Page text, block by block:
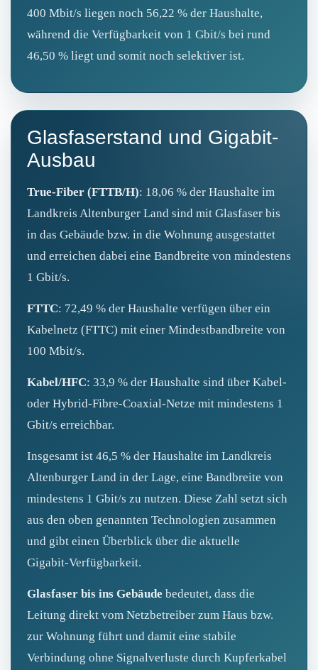
400 Mbit/s liegen noch 56,22 % der Haushalte,
während die Verfügbarkeit von 1 Gbit/s bei rund
46,50 % liegt und somit noch selektiver ist.
Glasfaserstand und Gigabit-
Ausbau
True‑Fiber (FTTB/H): 18,06 % der Haushalte im
Landkreis Altenburger Land sind mit Glasfaser bis
in das Gebäude bzw. in die Wohnung ausgestattet
und erreichen dabei eine Bandbreite von mindestens
1 Gbit/s.
FTTC: 72,49 % der Haushalte verfügen über ein
Kabelnetz (FTTC) mit einer Mindestbandbreite von
100 Mbit/s.
Kabel/HFC: 33,9 % der Haushalte sind über Kabel‑
oder Hybrid‑Fibre‑Coaxial‑Netze mit mindestens 1
Gbit/s erreichbar.
Insgesamt ist 46,5 % der Haushalte im Landkreis
Altenburger Land in der Lage, eine Bandbreite von
mindestens 1 Gbit/s zu nutzen. Diese Zahl setzt sich
aus den oben genannten Technologien zusammen
und gibt einen Überblick über die aktuelle
Gigabit‑Verfügbarkeit.
Glasfaser bis ins Gebäude bedeutet, dass die
Leitung direkt vom Netzbetreiber zum Haus bzw.
zur Wohnung führt und damit eine stabile
Verbindung ohne Signalverluste durch Kupferkabel